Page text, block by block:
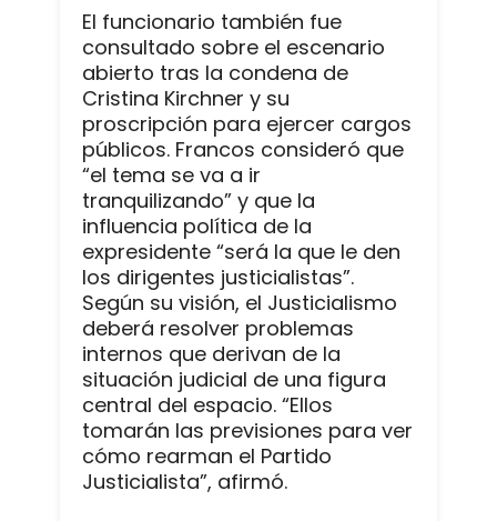
El funcionario también fue
consultado sobre el escenario
abierto tras la condena de
Cristina Kirchner y su
proscripción para ejercer cargos
públicos. Francos consideró que
“el tema se va a ir
tranquilizando” y que la
influencia política de la
expresidente “será la que le den
los dirigentes justicialistas”.
Según su visión, el Justicialismo
deberá resolver problemas
internos que derivan de la
situación judicial de una figura
central del espacio. “Ellos
tomarán las previsiones para ver
cómo rearman el Partido
Justicialista”, afirmó.